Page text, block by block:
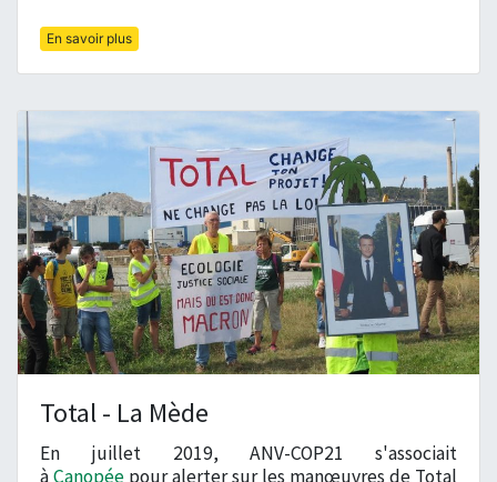
En savoir plus
Total - La Mède
En juillet 2019, ANV-COP21 s'associait
àCanopée pour alerter sur les manœuvres de Total